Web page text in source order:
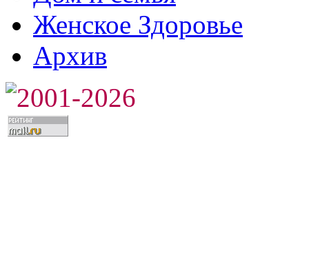
Женское Здоровье
Архив
2001-2026